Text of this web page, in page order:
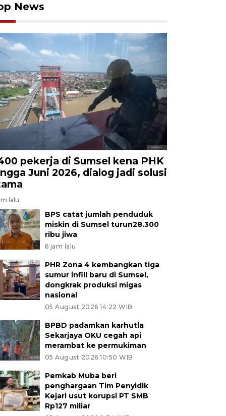
News
pekerja di Sumsel kena PHK
Juni 2026, dialog jadi solusi
lalu
BPS catat jumlah penduduk
miskin di Sumsel turun28.300
ribu jiwa
6 jam lalu
PHR Zona 4 kembangkan tiga
sumur infill baru di Sumsel,
dongkrak produksi migas
nasional
05 August 2026 14:22 WIB
BPBD padamkan karhutla
Sekarjaya OKU cegah api
merambat ke permukiman
05 August 2026 10:50 WIB
Pemkab Muba beri
penghargaan Tim Penyidik
Kejari usut korupsi PT SMB
Rp127 miliar